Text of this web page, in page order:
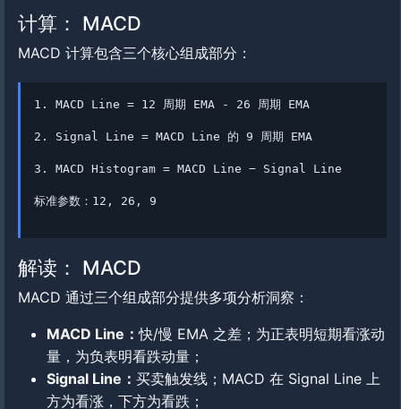
计算： MACD
MACD 计算包含三个核心组成部分：
1. MACD Line = 12 周期 EMA - 26 周期 EMA
2. Signal Line = MACD Line 的 9 周期 EMA
3. MACD Histogram = MACD Line − Signal Line
标准参数：12, 26, 9
解读： MACD
MACD 通过三个组成部分提供多项分析洞察：
MACD Line：快/慢 EMA 之差；为正表明短期看涨动
量，为负表明看跌动量；
Signal Line： 买卖触发线；MACD 在 Signal Line 上
方为看涨，下方为看跌；